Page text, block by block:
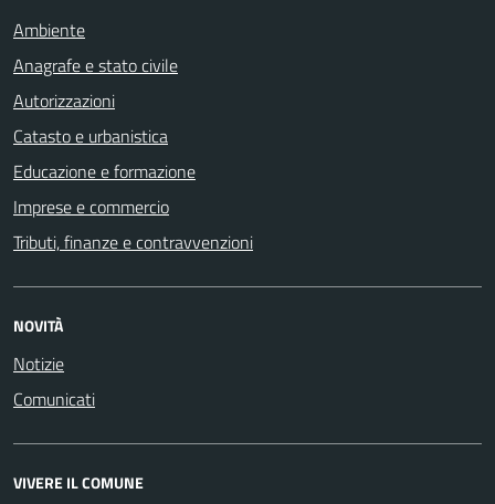
Ambiente
Anagrafe e stato civile
Autorizzazioni
Catasto e urbanistica
Educazione e formazione
Imprese e commercio
Tributi, finanze e contravvenzioni
NOVITÀ
Notizie
Comunicati
VIVERE IL COMUNE